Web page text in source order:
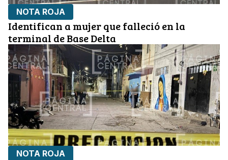
NOTA ROJA
Identifican a mujer que falleció en la
terminal de Base Delta
NOTA ROJA